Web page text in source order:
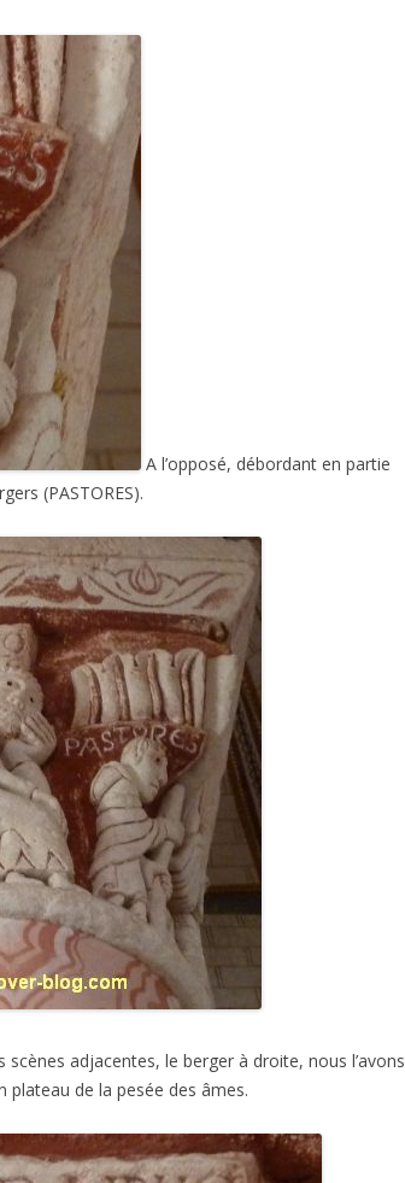
A l’opposé, débordant en partie
(PASTORES).
adjacentes, le berger à droite, nous l’avons
plateau de la pesée des âmes.